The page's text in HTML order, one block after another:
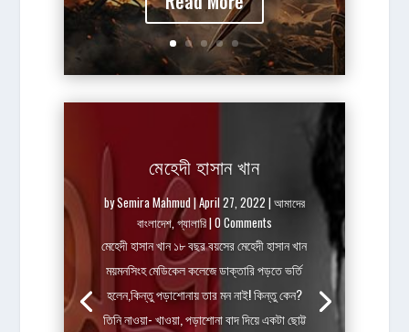
মেহেদী হাসান খান
bySemira Mahmud |April 27, 2022 | আমাদের
বাংলাদেশ,গ্যালারি| 0 Comments
মেহেদী হাসান খান ১৮ বছর বয়সের মেহেদী হাসান খান
ময়মনসিংহ মেডিকেল কলেজে ডাক্তারি পড়তে ভর্তি
হলেন,কিন্তু পড়াশোনায় তার মন নাই! কিন্তু কেন?
তিনি নাওয়া- খাওয়া, পড়াশোনা বাদ দিয়ে একটা ছোট্ট